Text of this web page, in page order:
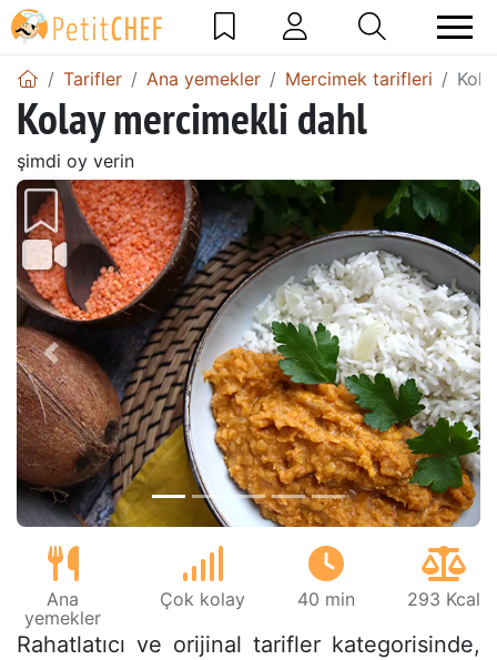
Tarifler Ana yemekler Mercimek tarifleri
Kolay mercimekli dahl
şimdi oy verin
Önceki
Ana
yemekler
Çok kolay 40 min 293 Kcal
Rahatlatıcı ve orijinal tarifler kategorisinde,